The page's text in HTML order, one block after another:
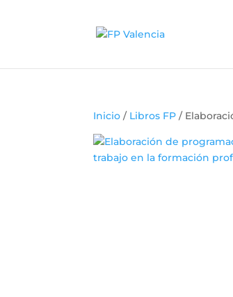
Inicio / Libros FP /